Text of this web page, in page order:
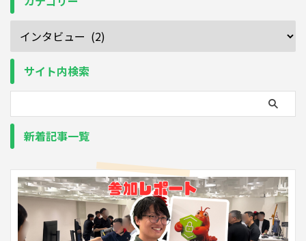
サイト内検索
新着記事一覧